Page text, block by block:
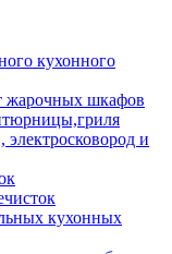
кухонного
жарочных шкафов
электросковород и
кухонных